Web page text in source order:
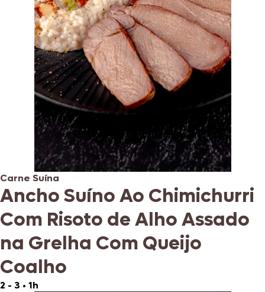
Carne Suína
Ancho Suíno Ao Chimichurri
Com Risoto de Alho Assado
na Grelha Com Queijo
Coalho
2 - 3 • 1h